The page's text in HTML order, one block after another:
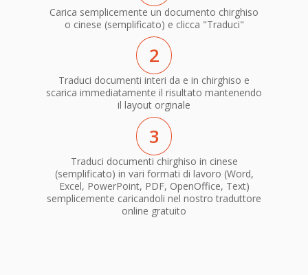
Carica semplicemente un documento chirghiso
o cinese (semplificato) e clicca "Traduci"
2
Traduci documenti interi da e in chirghiso e
scarica immediatamente il risultato mantenendo
il layout orginale
3
Traduci documenti chirghiso in cinese
(semplificato) in vari formati di lavoro (Word,
Excel, PowerPoint, PDF, OpenOffice, Text)
semplicemente caricandoli nel nostro traduttore
online gratuito